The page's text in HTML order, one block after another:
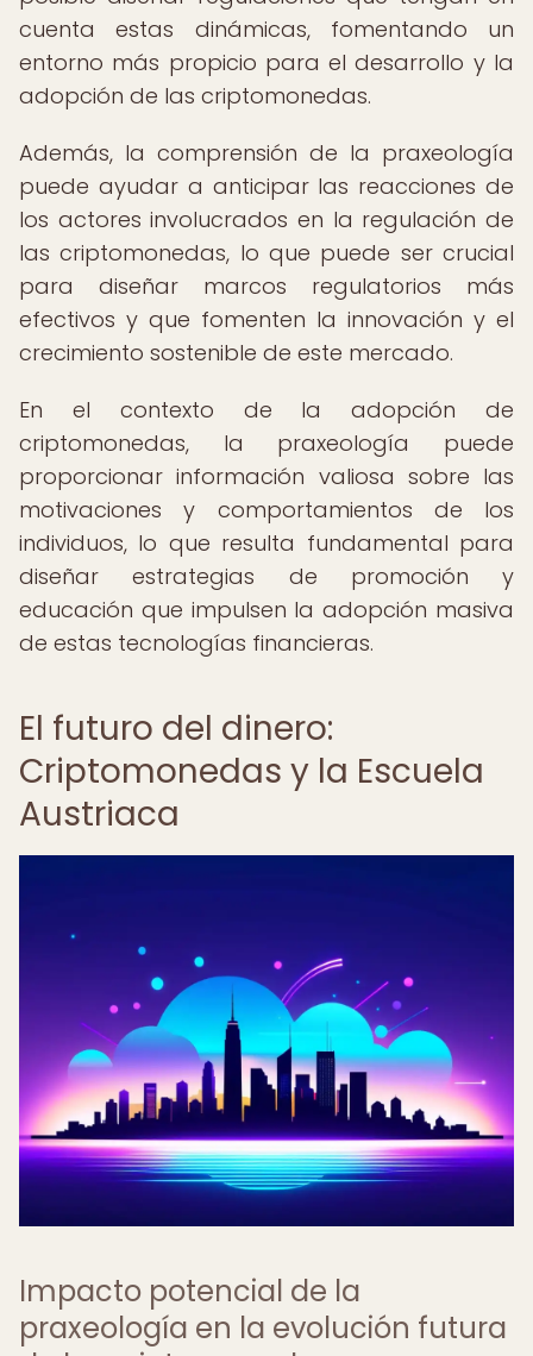
cuenta estas dinámicas, fomentando un
entorno más propicio para el desarrollo y la
adopción de las criptomonedas.
Además, la comprensión de la praxeología
puede ayudar a anticipar las reacciones de
los actores involucrados en la regulación de
las criptomonedas, lo que puede ser crucial
para diseñar marcos regulatorios más
efectivos y que fomenten la innovación y el
crecimiento sostenible de este mercado.
En el contexto de la adopción de
criptomonedas, la praxeología puede
proporcionar información valiosa sobre las
motivaciones y comportamientos de los
individuos, lo que resulta fundamental para
diseñar estrategias de promoción y
educación que impulsen la adopción masiva
de estas tecnologías financieras.
El futuro del dinero:
Criptomonedas y la Escuela
Austriaca
Impacto potencial de la
praxeología en la evolución futura